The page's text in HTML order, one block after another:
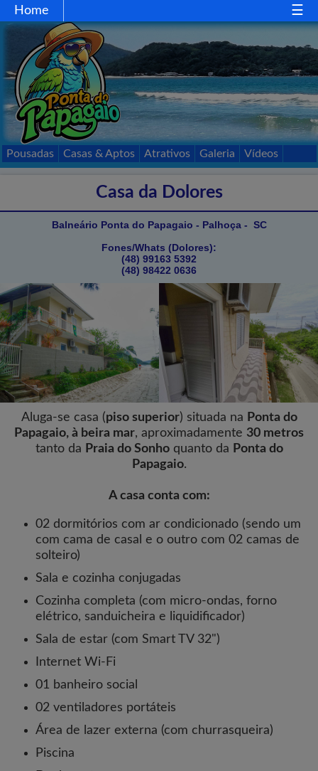
Home
Home Gastronomia Acessos
Pousadas Casas & Aptos Atrativos Galeria
Vídeos
Casa da Dolores
Balneário Ponta do Papagaio - Palhoça - SC
Fones/Whats (Dolores):
(48) 99163 5392
(48) 98422 0636
Aluga-se casa (piso superior) situada na Ponta do
Papagaio, à beira mar, aproximadamente 30 metros
tanto da Praia do Sonhoquanto da Ponta do
Papagaio.
A casa conta com:
02 dormitórios com ar condicionado (sendo um
com cama de casal e o outro com 02 camas de
solteiro)
Sala e cozinha conjugadas
Cozinha completa (com micro-ondas, forno
elétrico, sanduicheira e liquidificador)
Sala de estar (com Smart TV 32")
Internet Wi-Fi
01 banheiro social
02 ventiladores portáteis
Área de lazer externa (com churrasqueira)
Piscina